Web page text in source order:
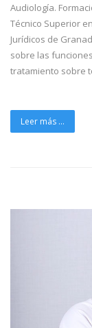
Audiología.
Técnico Superior
Jurídicos de
sobre las
tratamiento sobre
Leer más ...